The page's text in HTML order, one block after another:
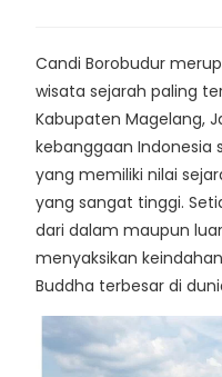
Candi Borobudur
wisata sejarah paling
Kabupaten Magelang,
kebanggaan Indonesia
yang memiliki nilai
yang sangat tinggi.
dari dalam maupun
menyaksikan
Buddha terbesar di